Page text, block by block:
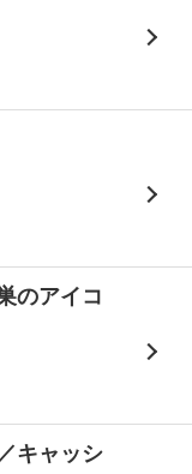
のアイコ
キャッシ